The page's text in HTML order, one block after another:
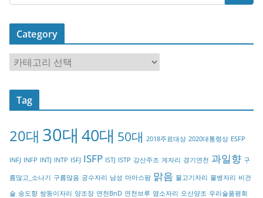
Category
a
t
o
y
Tag
20대 30대 40대 50대 2018주료대상 2020대통령상 ESFP
INFJ INFP INTJ INTP ISFJ ISFP ISTJ ISTP 강산주조 게자리 경기연천 과일향 구
름많고_소나기 구름많음 궁수자리 남성 마마스팜 맑음 물고기자리 물병자리 비건
술 송도향 쌍둥이자리 양조장 연천BnD 연천브루 염소자리 오산양조 우리술품평회